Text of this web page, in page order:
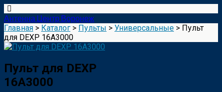
Антенна Центр Воронеж
Главная > Каталог > Пульты > Универсальные > Пульт
для DEXP 16A3000
Пульт для DEXP
16A3000